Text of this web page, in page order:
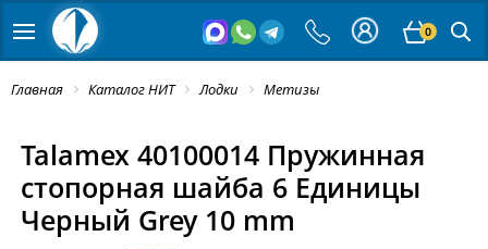
0
Главная Каталог НИТ Лодки Метизы
Talamex 40100014 Пружинная
стопорная шайба 6 Единицы
Черный Grey 10 mm